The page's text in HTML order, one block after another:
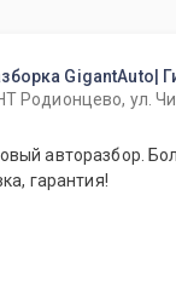
GigantAuto|
Родионцево, ул.
авторазбор.
гарантия!